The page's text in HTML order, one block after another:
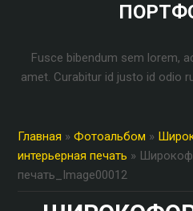
Fusce bibendum sem lorem,
amet. Curabitur id justo id odio
Главная »Фотоальбом »
интерьерная печать »
печать_Image00012